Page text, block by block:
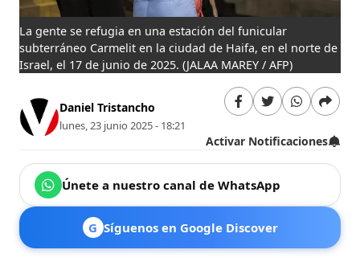
La gente se refugia en una estación del funicular
subterráneo Carmelit en la ciudad de Haifa, en el norte de
Israel, el 17 de junio de 2025. (JALAA MAREY / AFP)
Daniel Tristancho
lunes, 23 junio 2025 - 18:21
Activar Notificaciones
Únete a nuestro canal de WhatsApp
G Síguenos en Google Discover